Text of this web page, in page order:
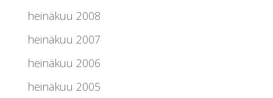
heinäkuu 2008
heinäkuu 2007
heinäkuu 2006
heinäkuu 2005